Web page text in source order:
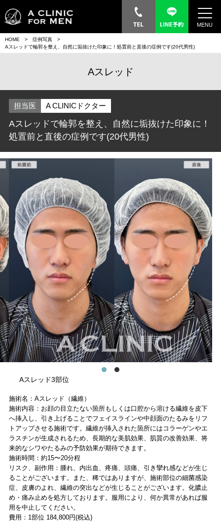
MENU
HOME
症例写真
Aスレッドで輪郭を整え、自然に垢抜けた印象に！処置前と直後の症例です(20代男性)
Aスレッド
担当医 A CLINICドクター
Aスレッドで輪郭を整え、自然に垢抜けた印象に！
処置前と直後の症例です(20代男性)
Aスレッド3部位
施術名：Aスレッド（繊維）
施術内容：お顔の目立たない箇所もしくは口腔から溶ける繊維を皮下
へ挿入し、引き上げることでフェイスラインや中顔面のたるみをリフ
トアップさせる施術です。繊維が挿入された箇所にはコラーゲンやエ
ラスチンが生成されるため、長期的な美肌効果、肌質の改善効果、将
来的なシワやたるみの予防効果が期待できます。
施術時間：約15〜20分程
リスク、副作用：腫れ、内出血、疼痛、頭痛、引き攣れ感などが生じ
ることがございます。また、稀ではありますが、施術部位の細菌感染
症、皮膚のよれ、繊維の突出などが生じることがございます。化膿止
め・痛み止めを処方しております。服用により、何か異常があれば服
用を中止してください。
費用：1部位 184,800円(税込)